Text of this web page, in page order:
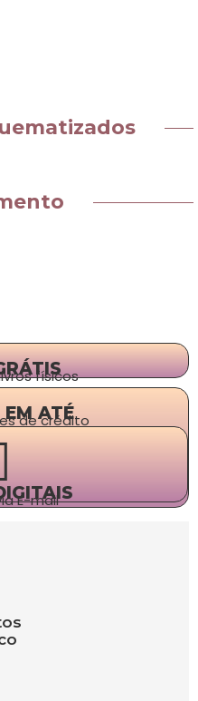
físicos
EM ATÉ
de crédito
E-mail